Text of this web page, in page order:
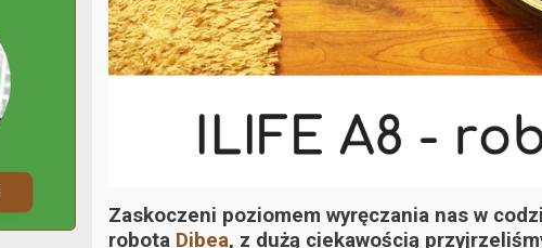
Zaskoczeni poziomem wyręczania nas w
robota Dibea, z dużą ciekawością